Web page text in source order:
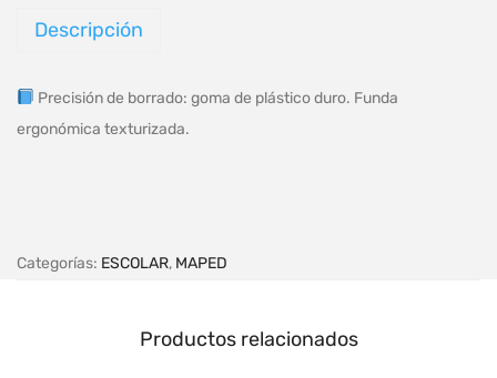
Descripción
Precisión de borrado: goma de plástico duro. Funda
ergonómica texturizada.
Categorías: ESCOLAR, MAPED
Productos relacionados